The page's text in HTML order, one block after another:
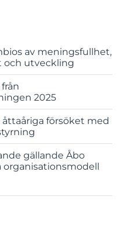
av meningsfullhet,
och utveckling
2025
åttaåriga försöket med
gällande Åbo
organisationsmodell